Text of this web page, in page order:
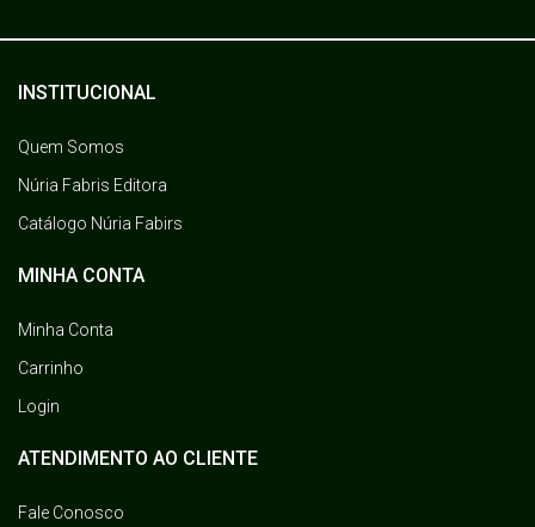
INSTITUCIONAL
Quem Somos
Núria Fabris Editora
Catálogo Núria Fabirs
MINHA CONTA
Minha Conta
Carrinho
Login
ATENDIMENTO AO CLIENTE
Fale Conosco